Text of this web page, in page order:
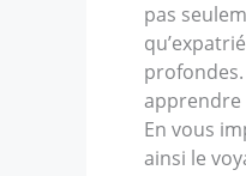
pas
apprendre
En vous
ainsi le